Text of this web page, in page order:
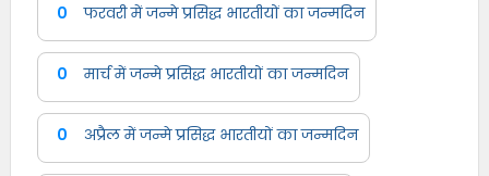
0 फरवरी में जन्मे प्रसिद्ध भारतीयों का जन्मदिन
0 मार्च में जन्मे प्रसिद्ध भारतीयों का जन्मदिन
0 अप्रैल में जन्मे प्रसिद्ध भारतीयों का जन्मदिन